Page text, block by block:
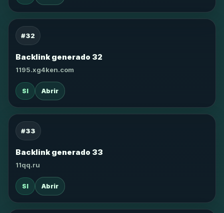
#32
Backlink generado 32
1195.xg4ken.com
SI Abrir
#33
Backlink generado 33
11qq.ru
SI Abrir